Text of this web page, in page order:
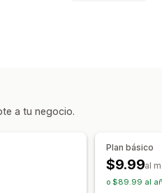
a tu negocio.
Plan básico
$9.99al
o $89.99 al